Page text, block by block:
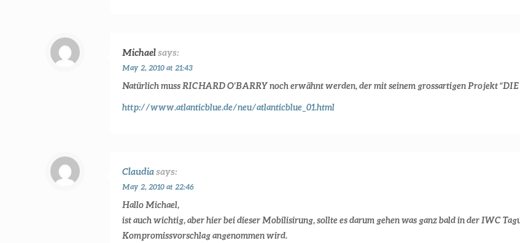
Michaelsays:
May 2, 2010 at 21:43
Natürlich muss RICHARD O’BARRY noch erwähnt werden, der mit seinem grossartigen Projekt
http://www.atlanticblue.de/neu/atlanticblue_01.html
Claudiasays:
May 2, 2010 at 22:46
Hallo Michael,
ist auch wichtig, aber hier bei dieser Mobilisirung, sollte es darum gehen was ganz bald in der IWC
Kompromissvorschlag angenommen wird.